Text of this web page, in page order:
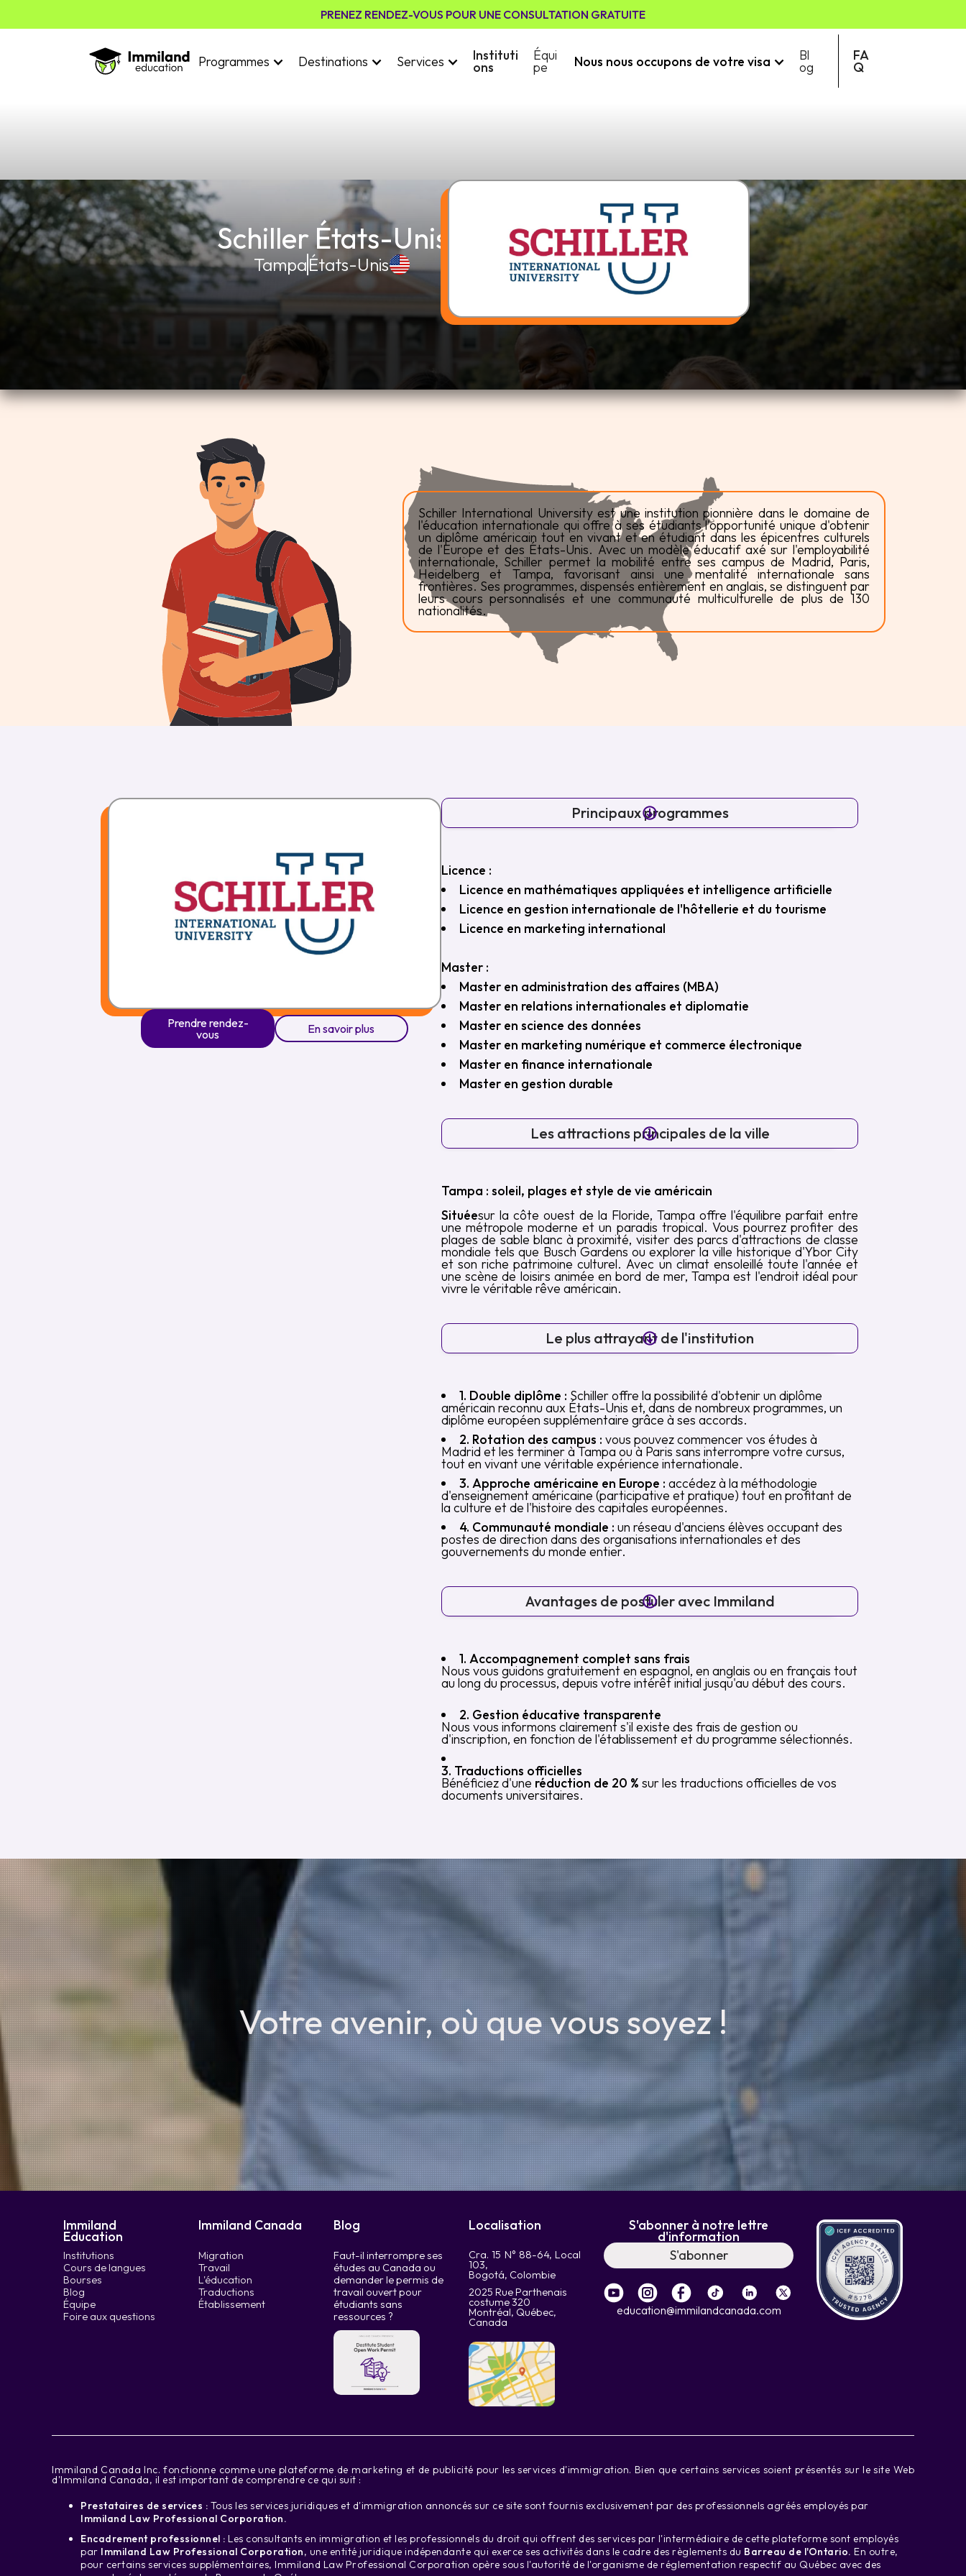
PRENEZ RENDEZ-VOUS POUR UNE CONSULTATION GRATUITE
Programmes Destinations Services Instituti
ons
Équi
pe Nous nous occupons de votre visa Bl
og
FA
Q
Schiller États-Unis
TampaÉtats-Unis
Schiller International University est une institution pionnière dans le domaine de
l'éducation internationale qui offre à ses étudiants l'opportunité unique d'obtenir
un diplôme américain tout en vivant et en étudiant dans les épicentres culturels
de l'Europe et des États-Unis. Avec un modèle éducatif axé sur l'employabilité
internationale, Schiller permet la mobilité entre ses campus de Madrid, Paris,
Heidelberg et Tampa, favorisant ainsi une mentalité internationale sans
frontières. Ses programmes, dispensés entièrement en anglais, se distinguent par
leurs cours personnalisés et une communauté multiculturelle de plus de 130
nationalités.
Prendre rendez-
vous
En savoir plus
Principaux programmes
Licence :
Licence en mathématiques appliquées et intelligence artificielle
Licence en gestion internationale de l'hôtellerie et du tourisme
Licence en marketing international
Master :
Master en administration des affaires (MBA)
Master en relations internationales et diplomatie
Master en science des données
Master en marketing numérique et commerce électronique
Master en finance internationale
Master en gestion durable
Les attractions principales de la ville
Tampa : soleil, plages et style de vie américain
Situéesur la côte ouest de la Floride, Tampa offre l'équilibre parfait entre
une métropole moderne et un paradis tropical. Vous pourrez profiter des
plages de sable blanc à proximité, visiter des parcs d'attractions de classe
mondiale tels que Busch Gardens ou explorer la ville historique d'Ybor City
et son riche patrimoine culturel. Avec un climat ensoleillé toute l'année et
une scène de loisirs animée en bord de mer, Tampa est l'endroit idéal pour
vivre le véritable rêve américain.
Le plus attrayant de l'institution
1. Double diplôme : Schiller offre la possibilité d'obtenir un diplôme
américain reconnu aux États-Unis et, dans de nombreux programmes, un
diplôme européen supplémentaire grâce à ses accords.
2. Rotation des campus : vous pouvez commencer vos études à
Madrid et les terminer à Tampa ou à Paris sans interrompre votre cursus,
tout en vivant une véritable expérience internationale.
3. Approche américaine en Europe : accédez à la méthodologie
d'enseignement américaine (participative et pratique) tout en profitant de
la culture et de l'histoire des capitales européennes.
4. Communauté mondiale : un réseau d'anciens élèves occupant des
postes de direction dans des organisations internationales et des
gouvernements du monde entier.
Avantages de postuler avec Immiland
1. Accompagnement complet sans frais
Nous vous guidons gratuitement en espagnol, en anglais ou en français tout
au long du processus, depuis votre intérêt initial jusqu'au début des cours.
2. Gestion éducative transparente
Nous vous informons clairement s'il existe des frais de gestion ou
d'inscription, en fonction de l'établissement et du programme sélectionnés.
3. Traductions officielles
Bénéficiez d'une réduction de 20 % sur les traductions officielles de vos
documents universitaires.
Votre avenir, où que vous soyez !
Immiland
Education
Institutions
Cours de langues
Bourses
Blog
Équipe
Foire aux questions
Immiland Canada
Migration
Travail
L'éducation
Traductions
Établissement
Blog
Faut-il interrompre ses
études au Canada ou
demander le permis de
travail ouvert pour
étudiants sans
ressources ?
Localisation
Cra. 15 N° 88-64, Local
103,
Bogotá, Colombie
2025 Rue Parthenais
costume 320
Montréal, Québec,
Canada
S'abonner à notre lettre
d'information
S'abonner
education@immilandcanada.com
‍Immiland Canada Inc. fonctionne comme une plateforme de marketing et de publicité pour les services d'immigration. Bien que certains services soient présentés sur le site Web
d'Immiland Canada, il est important de comprendre ce qui suit :
Prestataires de services : Tous les services juridiques et d'immigration annoncés sur ce site sont fournis exclusivement par des professionnels agréés employés par
Immiland Law Professional Corporation.
Encadrement professionnel : Les consultants en immigration et les professionnels du droit qui offrent des services par l'intermédiaire de cette plateforme sont employés
par Immiland Law Professional Corporation, une entité juridique indépendante qui exerce ses activités dans le cadre des règlements du Barreau de l'Ontario. En outre,
pour certains services supplémentaires, Immiland Law Professional Corporation opère sous l'autorité de l'organisme de réglementation respectif au Québec avec des